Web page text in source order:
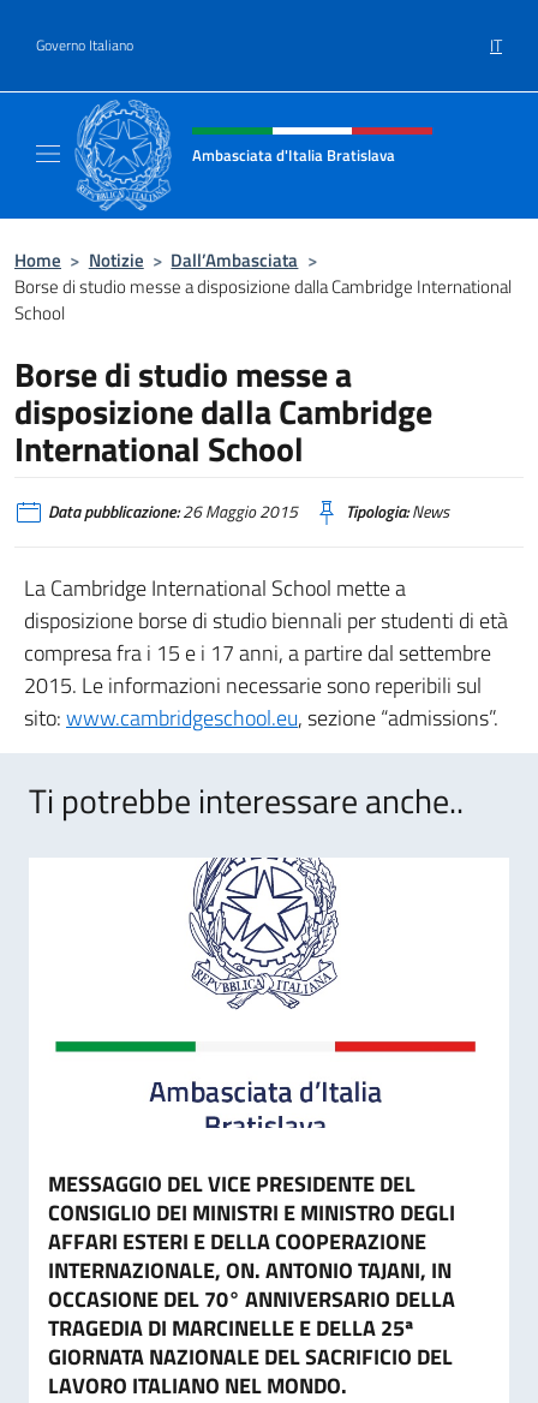
Governo Italiano IT
Intestazione sito, social e menù
Ambasciata d'Italia Bratislava
Home > Notizie > Dall’Ambasciata >
Borse di studio messe a disposizione dalla Cambridge International
School
Borse di studio messe a
disposizione dalla Cambridge
International School
Data pubblicazione:26 Maggio 2015 Tipologia:News
La Cambridge International School mette a
disposizione borse di studio biennali per studenti di età
compresa fra i 15 e i 17 anni, a partire dal settembre
2015. Le informazioni necessarie sono reperibili sul
sito:www.cambridgeschool.eu, sezione “admissions”.
Ti potrebbe interessare anche..
MESSAGGIO DEL VICE PRESIDENTE DEL
CONSIGLIO DEI MINISTRI E MINISTRO DEGLI
AFFARI ESTERI E DELLA COOPERAZIONE
INTERNAZIONALE, ON. ANTONIO TAJANI, IN
OCCASIONE DEL 70° ANNIVERSARIO DELLA
TRAGEDIA DI MARCINELLE E DELLA 25ª
GIORNATA NAZIONALE DEL SACRIFICIO DEL
LAVORO ITALIANO NEL MONDO.